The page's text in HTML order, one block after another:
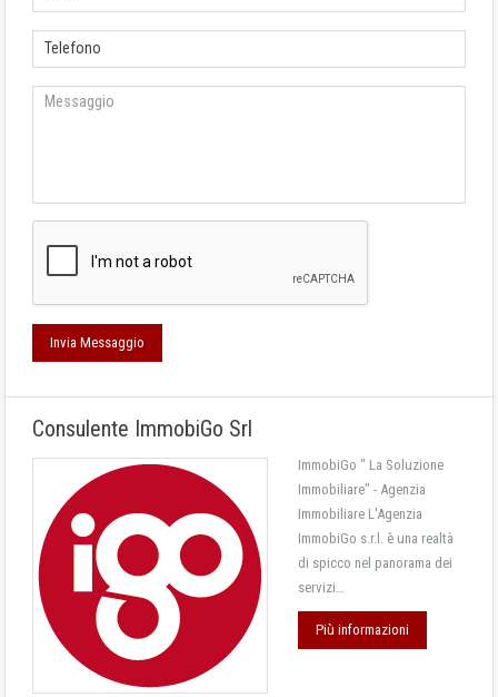
Consulente ImmobiGo Srl
ImmobiGo " La Soluzione
Immobiliare" - Agenzia
Immobiliare L'Agenzia
ImmobiGo s.r.l. è una realtà
di spicco nel panorama dei
servizi…
Più informazioni